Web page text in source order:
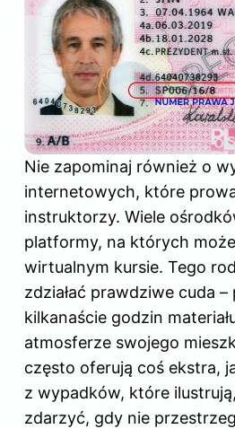
Nie zapominaj również o
internetowych, które
instruktorzy. Wiele
platformy, na których
wirtualnym kursie. Tego
zdziałać prawdziwe cuda
kilkanaście godzin
atmosferze swojego
często oferują coś ekstra,
z wypadków, które
zdarzyć, gdy nie